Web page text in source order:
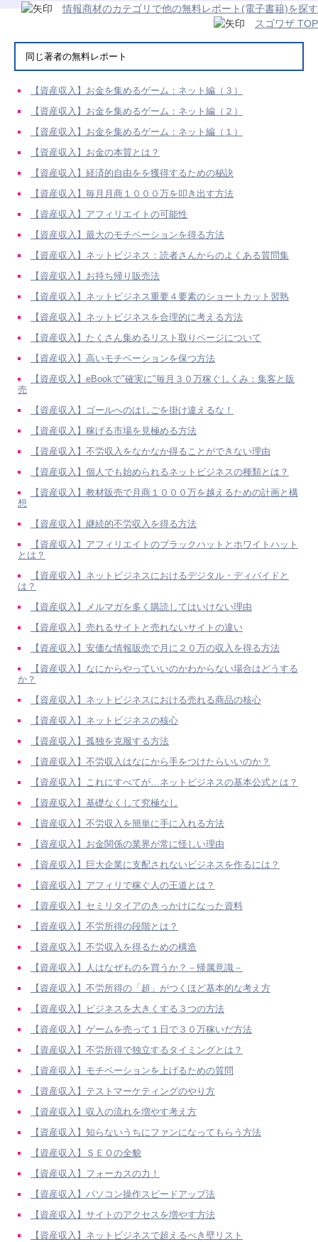
情報商材のカテゴリで他の無料レポート(電子書籍)を探す
スゴワザ TOP
同じ著者の無料レポート
【資産収入】お金を集めるゲーム：ネット編（３）
【資産収入】お金を集めるゲーム：ネット編（２）
【資産収入】お金を集めるゲーム：ネット編（１）
【資産収入】お金の本質とは？
【資産収入】経済的自由をを獲得するための秘訣
【資産収入】毎月月商１０００万を叩き出す方法
【資産収入】アフィリエイトの可能性
【資産収入】最大のモチベーションを得る方法
【資産収入】ネットビジネス：読者さんからのよくある質問集
【資産収入】お持ち帰り販売法
【資産収入】ネットビジネス重要４要素のショートカット習熟
【資産収入】ネットビジネスを合理的に考える方法
【資産収入】たくさん集めるリスト取りページについて
【資産収入】高いモチベーションを保つ方法
【資産収入】eBookで"確実に"毎月３０万稼ぐしくみ：集客と販
売
【資産収入】ゴールへのはしごを掛け違えるな！
【資産収入】稼げる市場を見極める方法
【資産収入】不労収入をなかなか得ることができない理由
【資産収入】個人でも始められるネットビジネスの種類とは？
【資産収入】教材販売で月商１０００万を越えるための計画と構
想
【資産収入】継続的不労収入を得る方法
【資産収入】アフィリエイトのブラックハットとホワイトハット
とは？
【資産収入】ネットビジネスにおけるデジタル・ディバイドと
は？
【資産収入】メルマガを多く購読してはいけない理由
【資産収入】売れるサイトと売れないサイトの違い
【資産収入】安価な情報販売で月に２０万の収入を得る方法
【資産収入】なにからやっていいのかわからない場合はどうする
か？
【資産収入】ネットビジネスにおける売れる商品の核心
【資産収入】ネットビジネスの核心
【資産収入】孤独を克服する方法
【資産収入】不労収入はなにから手をつけたらいいのか？
【資産収入】これにすべてが…ネットビジネスの基本公式とは？
【資産収入】基礎なくして究極なし
【資産収入】不労収入を簡単に手に入れる方法
【資産収入】お金関係の業界が常に怪しい理由
【資産収入】巨大企業に支配されないビジネスを作るには？
【資産収入】アフィリで稼ぐ人の王道とは？
【資産収入】セミリタイアのきっかけになった資料
【資産収入】不労所得の段階とは？
【資産収入】不労収入を得るための構造
【資産収入】人はなぜものを買うか？－帰属意識－
【資産収入】不労所得の「超」がつくほど基本的な考え方
【資産収入】ビジネスを大きくする３つの方法
【資産収入】ゲームを売って１日で３０万稼いだ方法
【資産収入】不労所得で独立するタイミングとは？
【資産収入】モチベーションを上げるための質問
【資産収入】テストマーケティングのやり方
【資産収入】収入の流れを増やす考え方
【資産収入】知らないうちにファンになってもらう方法
【資産収入】ＳＥＯの全貌
【資産収入】フォーカスの力！
【資産収入】パソコン操作スピードアップ法
【資産収入】サイトのアクセスを増やす方法
【資産収入】ネットビジネスで超えるべき壁リスト